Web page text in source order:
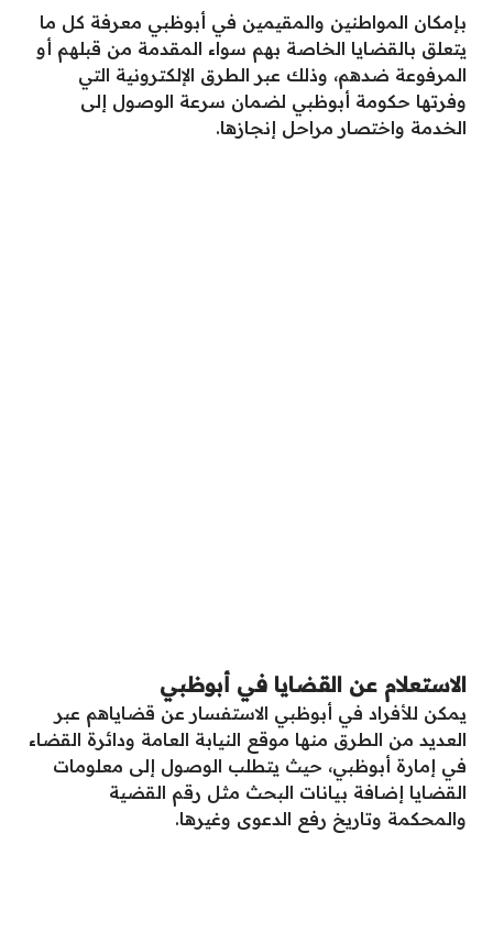
بإمكان المواطنين والمقيمين في أبوظبي معرفة كل ما
يتعلق بالقضايا الخاصة بهم سواء المقدمة من قبلهم أو
المرفوعة ضدهم، وذلك عبر الطرق الإلكترونية التي
وفرتها حكومة أبوظبي لضمان سرعة الوصول إلى
الخدمة واختصار مراحل إنجازها.
الاستعلام عن القضايا في أبوظبي
يمكن للأفراد في أبوظبي الاستفسار عن قضاياهم عبر
العديد من الطرق منها موقع النيابة العامة ودائرة القضاء
في إمارة أبوظبي، حيث يتطلب الوصول إلى معلومات
القضايا إضافة بيانات البحث مثل رقم القضية
والمحكمة وتاريخ رفع الدعوى وغيرها.